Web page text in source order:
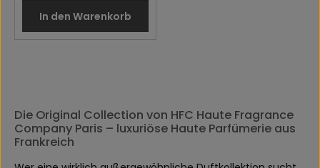
In den Warenkorb
Die Original Collection von HFC Haute Fragrance
Company Paris – luxuriöse Haute Parfümerie aus
Frankreich